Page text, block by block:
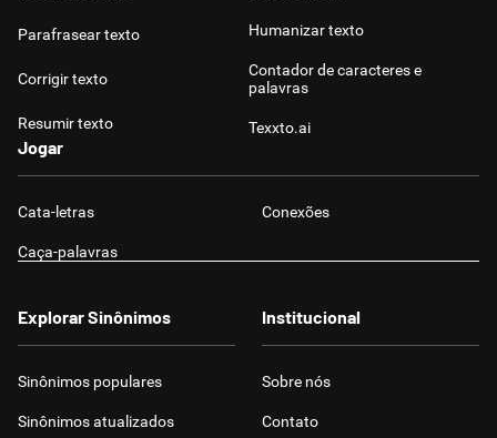
Parafrasear texto
Corrigir texto
Resumir texto
Humanizar texto
Contador de caracteres e
palavras
Texxto.ai
Jogar
Cata-letras Conexões
Caça-palavras
Explorar Sinônimos
Sinônimos populares
Sinônimos atualizados
Institucional
Sobre nós
Contato